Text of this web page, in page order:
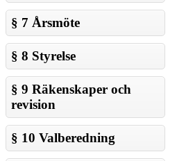
§ 7 Årsmöte
§ 8 Styrelse
§ 9 Räkenskaper och
revision
§ 10 Valberedning